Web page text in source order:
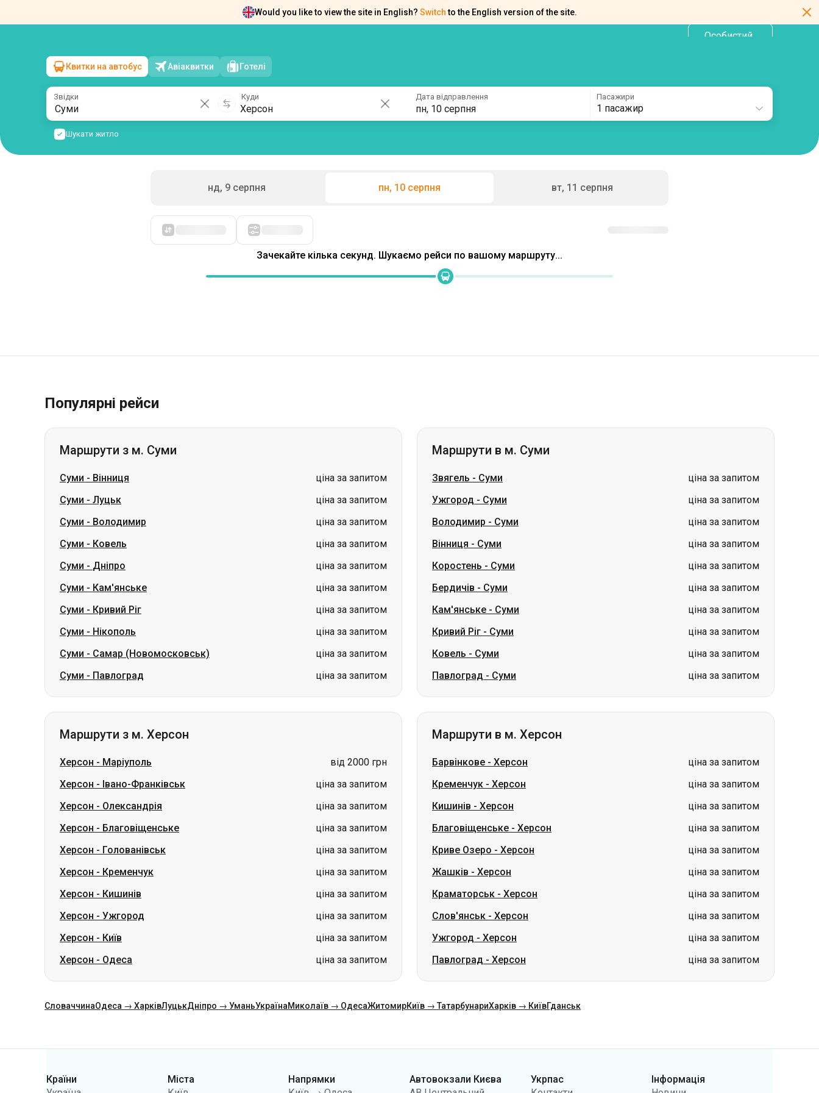
Would you like to view the site in English? Switch to the English version of the site.
Особистий
Суми→Херсон
пн, 10 серпня/1 пасажир
Квитки на автобус Авіаквитки Готелі
Звідки Куди Дата відправлення
пн, 10 серпня
Пасажири
1 пасажир
Шукати житло
нд, 9 серпня пн, 10 серпня вт, 11 серпня
Спочатку дешеві
Суми Вінниця
Суми-Володимир
Суми-Ковель
ціна за запитом
Суми-Дніпро
ціна за запитом
Суми-Кам'янське
ціна за запитом
Суми-Кривий Ріг
ціна за запитом
Суми-Нікополь
ціна за запитом
Суми-Самар (Новомосковськ)
ціна за запитом
Суми-Павлоград ціна за запитом
Володимир - Суми
Вінниця-Суми
ціна за запитом
Коростень-Суми
ціна за запитом
Бердичів-Суми
ціна за запитом
Кам'янське-Суми
ціна за запитом
Кривий Ріг-Суми
ціна за запитом
Ковель-Суми
ціна за запитом
Павлоград-Суми ціна за запитом
Маршрути з м. Херсон
Херсон-Маріуполь
від 2000 грн
Херсон-Олександрія
Херсон-Благовіщенське
ціна за запитом
Херсон-Голованівськ
ціна за запитом
Херсон-Кременчук
ціна за запитом
Херсон-Кишинів
ціна за запитом
Херсон-Ужгород
ціна за запитом
Херсон-Київ
ціна за запитом
Херсон-Одеса ціна за запитом
Маршрути в м. Херсон
Барвінкове-Херсон
ціна за запитом
Кишинів- Херсон
Благовіщенське-Херсон
ціна за запитом
Криве Озеро-Херсон
ціна за запитом
Жашків-Херсон
ціна за запитом
Краматорськ-Херсон
ціна за запитом
Слов'янськ-Херсон
ціна за запитом
Ужгород-Херсон
ціна за запитом
Павлоград-Херсон ціна за запитом
СловаччинаОдеса → Харків Миколаїв → ОдесаЖитомир Київ → ТатарбунариХарків → Київ
Категорії
Німеччина
Чехія
Дніпро
Львів
Варшава → Дніпро
Дніпро → Одеса
АС Південна
АС Дарниця
Політики
конфіденційності
Повернення квитків
Карта сайту